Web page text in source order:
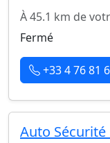
À 45.1 km de
Fermé
+33 4 76 81
Auto